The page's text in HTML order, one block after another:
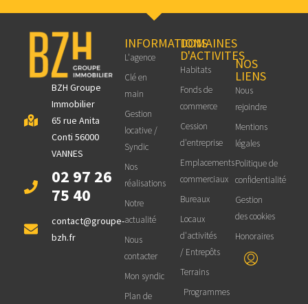
BZH Groupe
Immobilier
65 rue Anita
Conti 56000
VANNES
02 97 26
75 40
contact@groupe-
bzh.fr
INFORMATIONS
L'agence
Clé en
main
Gestion
locative /
Syndic
Nos
réalisations
Notre
actualité
Nous
contacter
Mon syndic
Plan de
DOMAINES
D'ACTIVITES
Habitats
Fonds de
commerce
Cession
d'entreprise
Emplacements
commerciaux
Bureaux
Locaux
d'activités
/ Entrepôts
Terrains
Programmes
NOS
LIENS
Nous
rejoindre
Mentions
légales
Politique de
confidentialité
Gestion
des cookies
Honoraires